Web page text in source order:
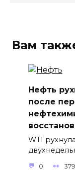
Вам
Нефть
после
WTI
0 379